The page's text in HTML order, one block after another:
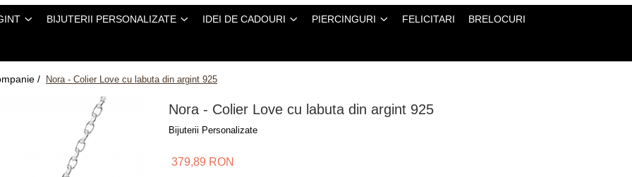
BIJUTERII PERSONALIZATE IDEI DE CADOURI PIERCINGURI FELICITARI BRELOCURI
/ Nora - Colier Love cu labuta din argint 925
Nora - Colier Love cu labuta din argint 925
Bijuterii Personalizate
379,89 RON